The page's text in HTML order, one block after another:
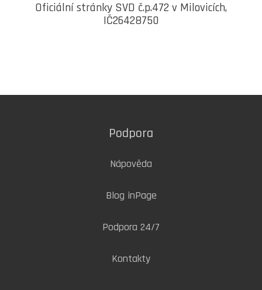
Oficiální stránky SVD č.p.472 v Milovicích,
IČ26428750
Podpora
Nápověda
Blog inPage
Podpora 24/7
Kontakty